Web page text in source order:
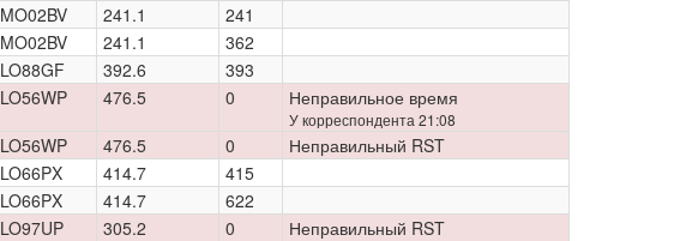
MO02BV 241.1
241
MO02BV 241.1
362
LO88GF 392.6
393
LO56WP 476.5 0 Неправильное время
У корреспондента 21:08
LO56WP 476.5 0
Неправильный RST
LO66PX 414.7
415
LO66PX 414.7
622
LO97UP 305.2 0
Неправильный RST